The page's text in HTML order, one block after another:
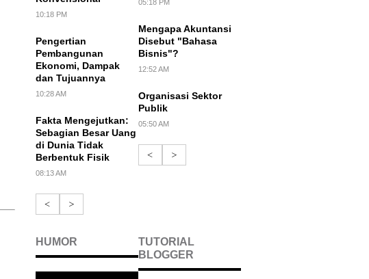
10:18 PM
Pengertian
Pembangunan
Ekonomi, Dampak
dan Tujuannya
10:28 AM
Fakta Mengejutkan:
Sebagian Besar Uang
di Dunia Tidak
Berbentuk Fisik
08:13 AM
< >
05:18 PM
Mengapa Akuntansi
Disebut "Bahasa
Bisnis"?
12:52 AM
Organisasi Sektor
Publik
05:50 AM
< >
HUMOR
TUTORIAL
BLOGGER